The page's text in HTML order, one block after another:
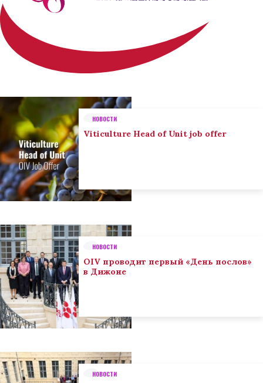
НОВОСТИ
Viticulture Head of Unit job offer
НОВОСТИ
OIV проводит первый «День послов»
в Дижоне
НОВОСТИ